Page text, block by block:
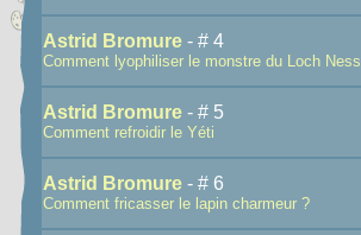
Astrid Bromure - # 4
Comment lyophiliser le monstre du Loch Ness
Astrid Bromure - # 5
Comment refroidir le Yéti
Astrid Bromure - # 6
Comment fricasser le lapin charmeur ?